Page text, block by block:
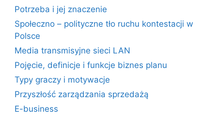
Potrzeba i jej znaczenie
Społeczno – polityczne tło ruchu kontestacji w
Polsce
Media transmisyjne sieci LAN
Pojęcie, definicje i funkcje biznes planu
Typy graczy i motywacje
Przyszłość zarządzania sprzedażą
E-business